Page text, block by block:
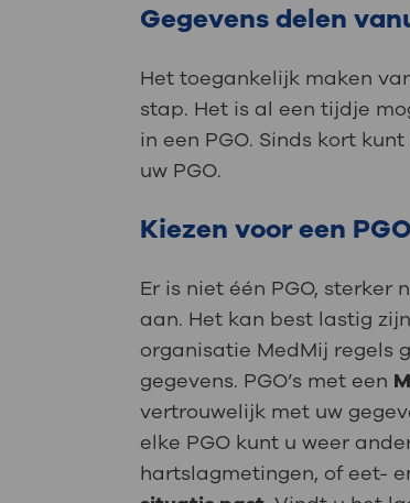
Gegevens delen
Het toegankelijk maken
stap. Het is al een tijdje
in een PGO. Sinds kort
uw PGO.
Kiezen voor een PGO
Er is niet één PGO, sterker
aan. Het kan best lastig
organisatie MedMij regels
gegevens. PGO’s met een
vertrouwelijk met uw
elke PGO kunt u weer
hartslagmetingen, of eet-